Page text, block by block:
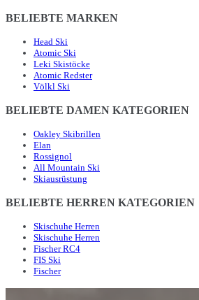
BELIEBTE MARKEN
Head Ski
Atomic Ski
Leki Skistöcke
Atomic Redster
Völkl Ski
BELIEBTE DAMEN KATEGORIEN
Oakley Skibrillen
Elan
Rossignol
All Mountain Ski
Skiausrüstung
BELIEBTE HERREN KATEGORIEN
Skischuhe Herren
Skischuhe Herren
Fischer RC4
FIS Ski
Fischer